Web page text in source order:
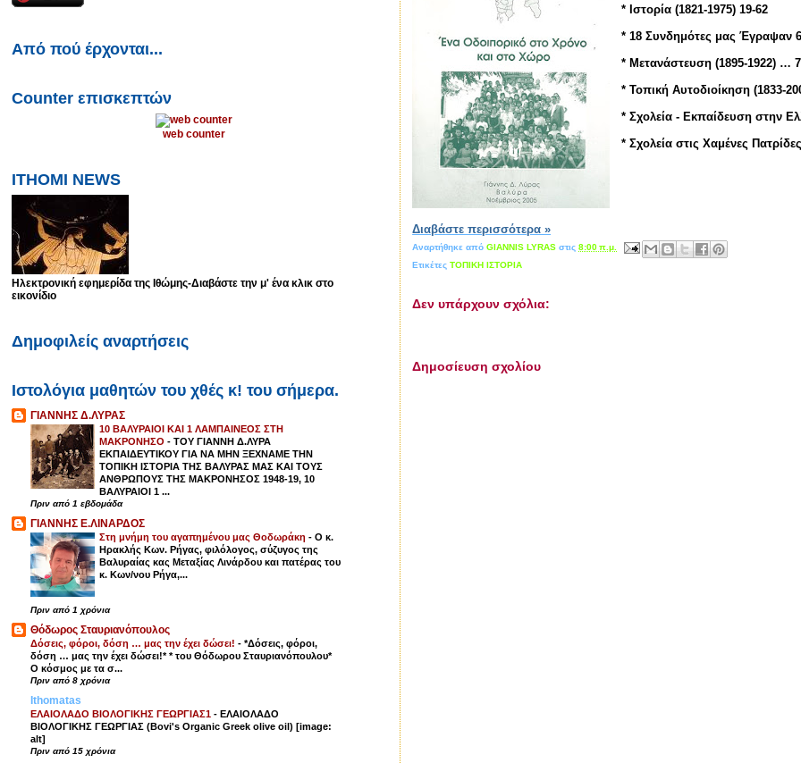
* Ιστορία (1821-1975) 19-62
* 18 Συνδημότες μας Έγραψαν
* Μετανάστευση (1895-1922) …
* Τοπική Αυτοδιοίκηση (1833-
* Σχολεία - Εκπαίδευση στην
* Σχολεία στις Χαμένες
Διαβάστε περισσότερα »
Αναρτήθηκε απόGIANNIS LYRAS στις8:00 π.μ.
ΕτικέτεςΤΟΠΙΚΗ ΙΣΤΟΡΙΑ
Δεν υπάρχουν σχόλια:
Δημοσίευση σχολίου
Από πού έρχονται...
Counter επισκεπτών
web counter
ITHOMI NEWS
Ηλεκτρονική εφημερίδα της Ιθώμης-Διαβάστε την μ' ένα κλικ στο
εικονίδιο
Δημοφιλείς αναρτήσεις
Ιστολόγια μαθητών του χθές κ! του σήμερα.
ΓΙΑΝΝΗΣ Δ.ΛΥΡΑΣ
10 ΒΑΛΥΡΑΙΟΙ ΚΑΙ 1 ΛΑΜΠΑΙΝΕΟΣ ΣΤΗ
ΜΑΚΡΟΝΗΣΟ - ΤΟΥ ΓΙΑΝΝΗ Δ.ΛΥΡΑ
ΕΚΠΑΙΔΕΥΤΙΚΟΥ ΓΙΑ ΝΑ ΜΗΝ ΞΕΧΝΑΜΕ ΤΗΝ
ΤΟΠΙΚΗ ΙΣΤΟΡΙΑ ΤΗΣ ΒΑΛΥΡΑΣ ΜΑΣ ΚΑΙ ΤΟΥΣ
ΑΝΘΡΩΠΟΥΣ ΤΗΣ ΜΑΚΡΟΝΗΣΟΣ 1948-19, 10
ΒΑΛΥΡΑΙΟΙ 1 ...
Πριν από 1 εβδομάδα
ΓΙΑΝΝΗΣ Ε.ΛΙΝΑΡΔΟΣ
Στη μνήμη του αγαπημένου μας Θοδωράκη - Ο κ.
Ηρακλής Κων. Ρήγας, φιλόλογος, σύζυγος της
Βαλυραίας κας Μεταξίας Λινάρδου και πατέρας του
κ. Κων/νου Ρήγα,...
Πριν από 1 χρόνια
Θόδωρος Σταυριανόπουλος
Δόσεις, φόροι, δόση … μας την έχει δώσει! - *Δόσεις, φόροι,
δόση … μας την έχει δώσει!* * του Θόδωρου Σταυριανόπουλου*
Ο κόσμος με τα σ...
Πριν από 8 χρόνια
Ithomatas
ΕΛΑΙΟΛΑΔΟ ΒΙΟΛΟΓΙΚΗΣ ΓΕΩΡΓΙΑΣ1 - ΕΛΑΙΟΛΑΔΟ
ΒΙΟΛΟΓΙΚΗΣ ΓΕΩΡΓΙΑΣ (Bovi's Organic Greek olive oil) [image:
alt]
Πριν από 15 χρόνια